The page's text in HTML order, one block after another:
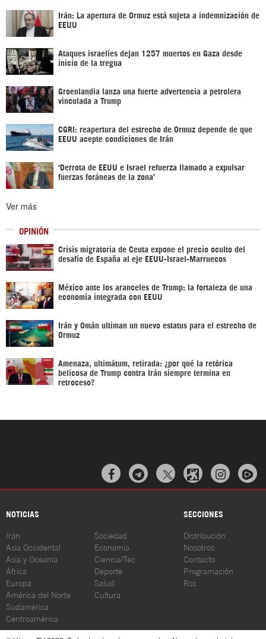
Irán: La apertura de Ormuz está sujeta a indemnización de
EEUU
Ataques israelíes dejan 1257 muertos en Gaza desde
inicio de la tregua
Groenlandia lanza una fuerte advertencia a petrolera
vinculada a Trump
CGRI: reapertura del estrecho de Ormuz depende de que
EEUU acepte condiciones de Irán
‘Derrota de EEUU e Israel refuerza llamado a expulsar
fuerzas foráneas de la zona’
Ver más
OPINIÓN
Crisis migratoria de Ceuta expone el precio oculto del
desafío de España al eje EEUU-Israel-Marruecos
México ante los aranceles de Trump: la fortaleza de una
economía integrada con EEUU
Irán y Omán ultiman un nuevo estatus para el estrecho de
Ormuz
Amenaza, ultimátum, retirada: ¿por qué la retórica
belicosa de Trump contra Irán siempre termina en
retroceso?
  
NOTICIAS SECCIONES
Irán
Asia Occidental
Asia y Oceanía
África
Europa
América del Norte
Sudamérica
Centroamérica
Sociedad
Economía
Ciencia/Tec
Deporte
Salud
Cultura
Distribución
Nosotros
Contacto
Programación
Rss